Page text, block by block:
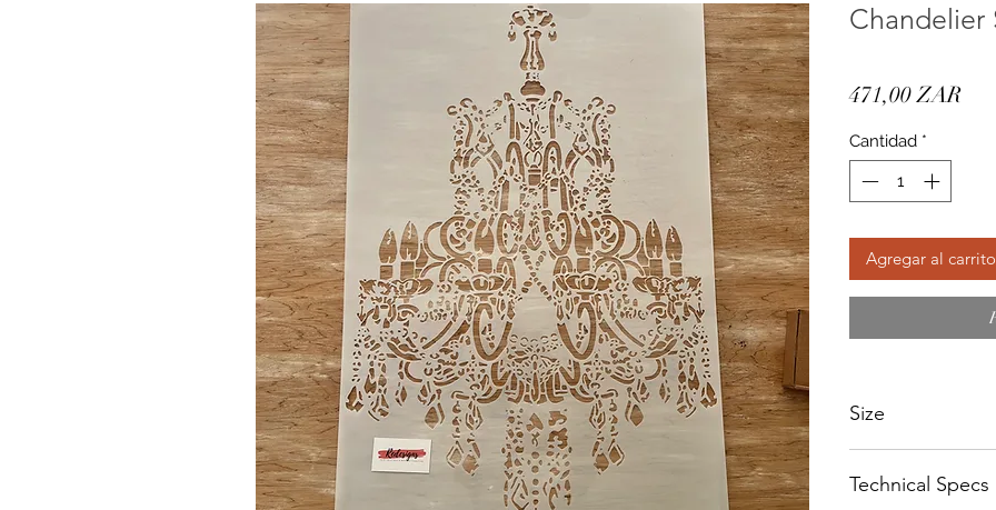
Chandelier
471,00 ZAR
Cantidad *
Agregar al carrito
Size
Technical Specs